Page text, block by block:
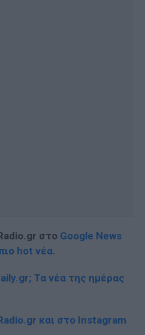
στο Google News
hot νέα.
Τα νέα της ημέρας
και στο Instagram